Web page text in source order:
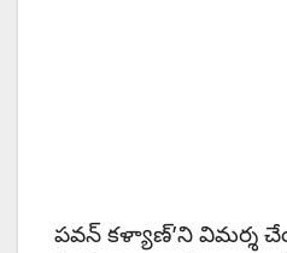
పవన్ కళ్యాణ్’ని విమర్శ